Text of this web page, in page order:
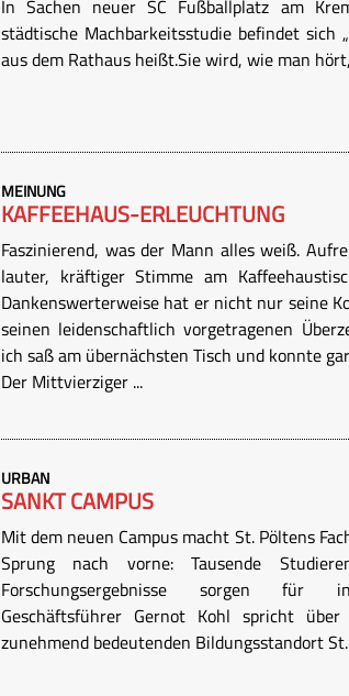
In Sachen neuer SC Fußballplatz am
städtische Machbarkeitsstudie befindet sich
aus dem Rathaus heißt.Sie wird, wie man
MEINUNG
KAFFEEHAUS-ERLEUCHTUNG
Faszinierend, was der Mann alles weiß.
lauter, kräftiger Stimme am
Dankenswerterweise hat er nicht nur seine
seinen leidenschaftlich vorgetragenen
ich saß am übernächsten Tisch und konnte
Der Mittvierziger ...
URBAN
SANKT CAMPUS
Mit dem neuen Campus macht St. Pöltens
Sprung nach vorne: Tausende
Forschungsergebnisse sorgen für
Geschäftsführer Gernot Kohl spricht
zunehmend bedeutenden Bildungsstandort